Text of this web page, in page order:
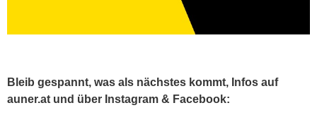
Bleib gespannt, was als nächstes kommt, Infos auf
auner.at und über Instagram & Facebook: